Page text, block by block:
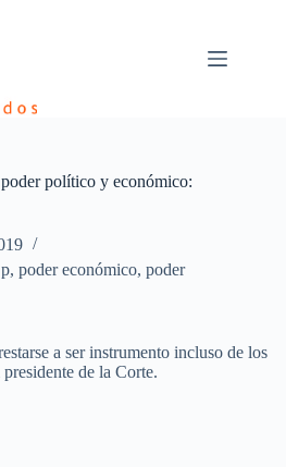
poder político y económico:
p, poder económico, poder
a ser instrumento incluso de los
de la Corte.